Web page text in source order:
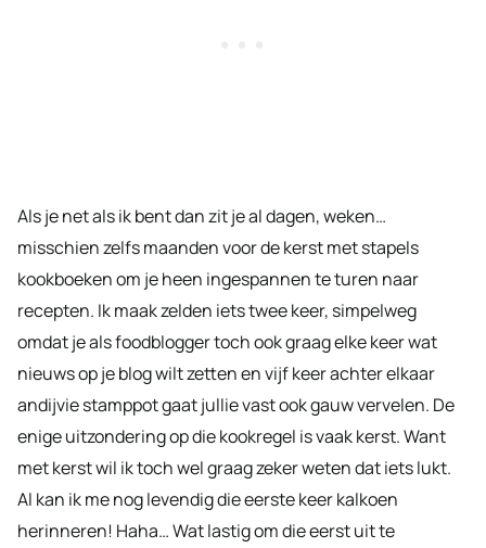
Als je net als ik bent dan zit je al dagen, weken…
misschien zelfs maanden voor de kerst met stapels
kookboeken om je heen ingespannen te turen naar
recepten. Ik maak zelden iets twee keer, simpelweg
omdat je als foodblogger toch ook graag elke keer wat
nieuws op je blog wilt zetten en vijf keer achter elkaar
andijvie stamppot gaat jullie vast ook gauw vervelen. De
enige uitzondering op die kookregel is vaak kerst. Want
met kerst wil ik toch wel graag zeker weten dat iets lukt.
Al kan ik me nog levendig die eerste keer kalkoen
herinneren! Haha… Wat lastig om die eerst uit te